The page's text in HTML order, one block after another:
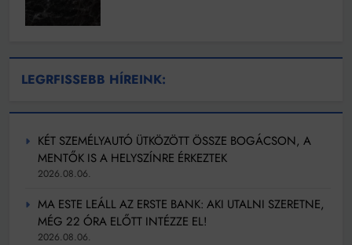
LEGRFISSEBB HÍREINK:
KÉT SZEMÉLYAUTÓ ÜTKÖZÖTT ÖSSZE BOGÁCSON, A
MENTŐK IS A HELYSZÍNRE ÉRKEZTEK
2026.08.06.
MA ESTE LEÁLL AZ ERSTE BANK: AKI UTALNI SZERETNE,
MÉG 22 ÓRA ELŐTT INTÉZZE EL!
2026.08.06.